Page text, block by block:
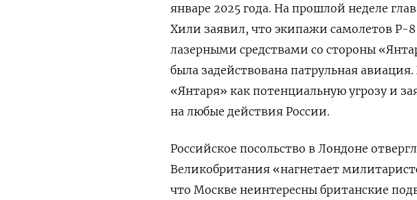
январе 2025 года. На прошлой неделе
Хили заявил, что экипажи самолетов P-8
лазерными средствами со стороны
была задействована патрульная
«Янтаря» как потенциальную угрозу и
на любые действия России.
Российское посольство в Лондоне
Великобритания «нагнетает
что Москве неинтересны британские